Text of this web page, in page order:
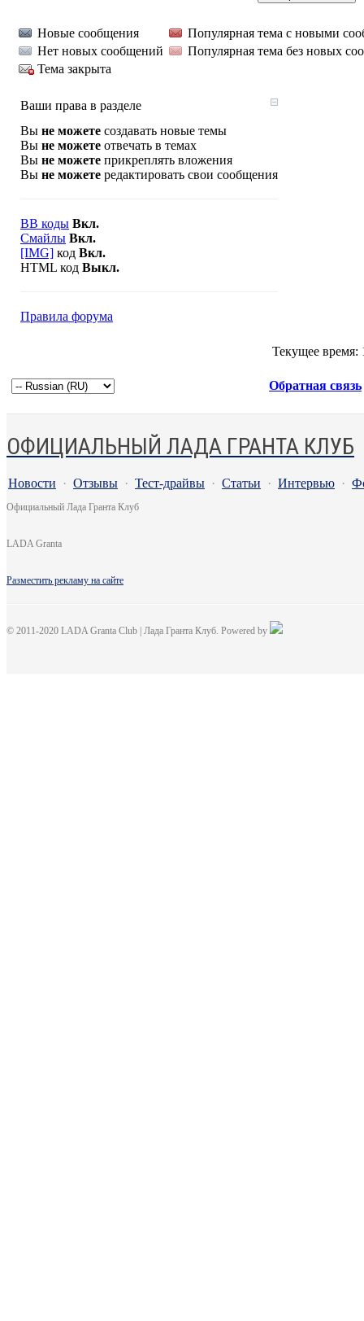
Новые сообщения
Популярная тема с новыми
Нет новых сообщений
Популярная тема без новых
Тема закрыта
Ваши права в разделе
Вы не можете создавать новые темы
Вы не можете отвечать в темах
Вы не можете прикреплять вложения
Вы не можете редактировать свои сообщения
BB коды Вкл.
Смайлы Вкл.
[IMG] код Вкл.
HTML код Выкл.
Правила форума
Текущее время:
Обратная связь
ОФИЦИАЛЬНЫЙ ЛАДА ГРАНТА КЛУБ
Новости · Отзывы · Тест-драйвы · Статьи · Интервью ·
Официальный Лада Гранта Клуб
LADA Granta
Разместить рекламу на сайте
© 2011-2020 LADA Granta Club | Лада Гранта Клуб. Powered by